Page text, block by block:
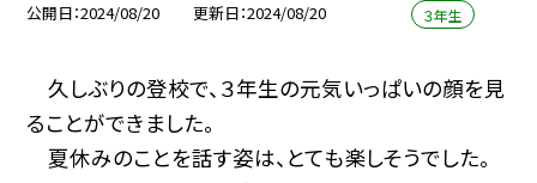
公開日 2024/08/20 更新日 2024/08/20 ３年生
久しぶりの登校で、３年生の元気いっぱいの顔を見
ることができました。
夏休みのことを話す姿は、とても楽しそうでした。